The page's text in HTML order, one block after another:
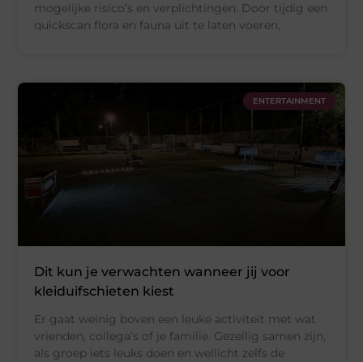
mogelijke risico’s en verplichtingen. Door tijdig een
quickscan flora en fauna uit te laten voeren,
ENTERTAINMENT
Dit kun je verwachten wanneer jij voor
kleiduifschieten kiest
Er gaat weinig boven een leuke activiteit met wat
vrienden, collega’s of je familie. Gezellig samen zijn,
als groep iets leuks doen en wellicht zelfs de